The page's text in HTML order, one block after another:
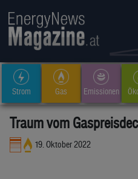
Strom Gas Emissionen
Traum vom
19. Oktober 2022